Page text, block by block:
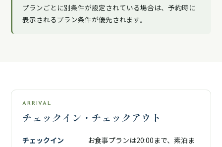
プランごとに別条件が設定されている場合は、予約時に
表示されるプラン条件が優先されます。
ARRIVAL
チェックイン・チェックアウト
チェックイン
お食事プランは20:00まで、素泊ま